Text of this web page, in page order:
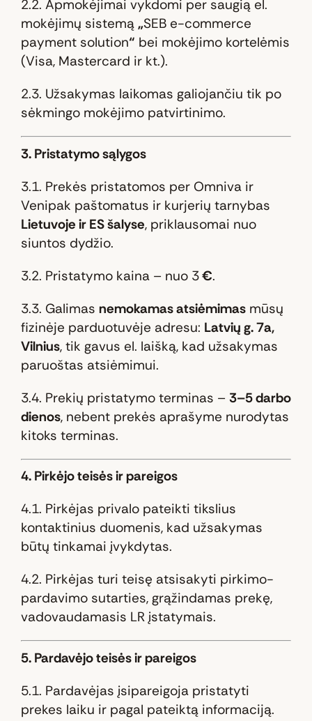
2.2. Apmokėjimai vykdomi per saugią el.
mokėjimų sistemą „SEB e-commerce
payment solution“ bei mokėjimo kortelėmis
(Visa, Mastercard ir kt.).
2.3. Užsakymas laikomas galiojančiu tik po
sėkmingo mokėjimo patvirtinimo.
3. Pristatymo sąlygos
3.1. Prekės pristatomos per Omniva ir
Venipak paštomatus ir kurjerių tarnybas
Lietuvoje ir ES šalyse, priklausomai nuo
siuntos dydžio.
3.2. Pristatymo kaina – nuo 3€.
3.3. Galimas nemokamas atsiėmimasmūsų
fizinėje parduotuvėje adresu: Latvių g. 7a,
Vilnius, tik gavus el. laišką, kad užsakymas
paruoštas atsiėmimui.
3.4. Prekių pristatymo terminas – 3–5 darbo
dienos, nebent prekės aprašyme nurodytas
kitoks terminas.
4. Pirkėjo teisės ir pareigos
4.1. Pirkėjas privalo pateikti tikslius
kontaktinius duomenis, kad užsakymas
būtų tinkamai įvykdytas.
4.2. Pirkėjas turi teisę atsisakyti pirkimo-
pardavimo sutarties, grąžindamas prekę,
vadovaudamasis LR įstatymais.
5. Pardavėjo teisės ir pareigos
5.1. Pardavėjas įsipareigoja pristatyti
prekes laiku ir pagal pateiktą informaciją.